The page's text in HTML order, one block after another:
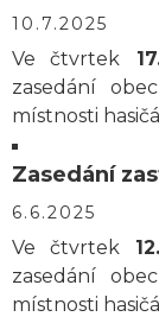
10.7.2025
Ve čtvrtek
zasedání
místnosti
Zasedání
6.6.2025
Ve čtvrtek
zasedání
místnosti